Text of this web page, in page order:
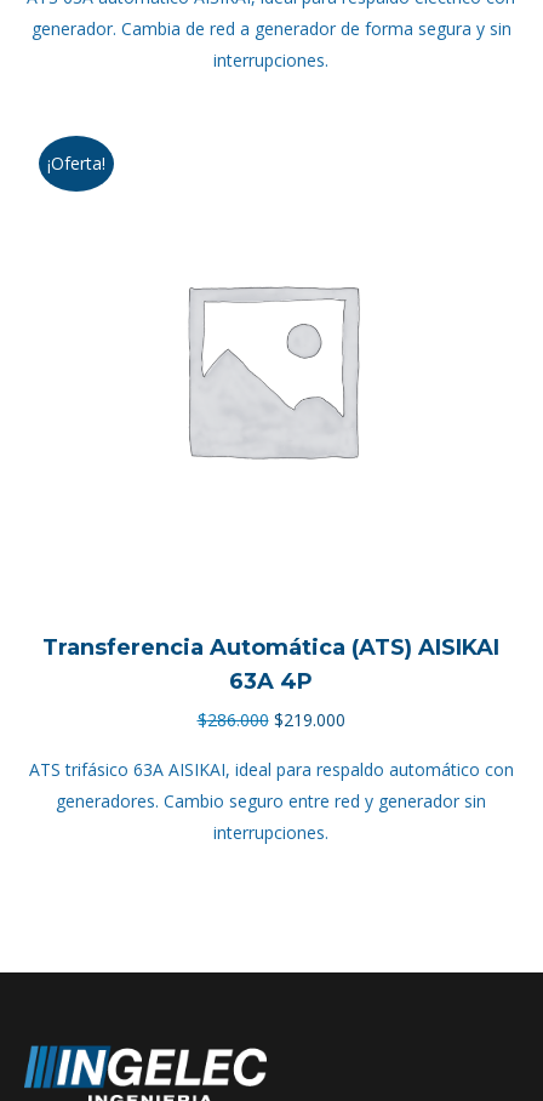
original
era:
$245.000.
actual
es:
generador. Cambia de red a generador de forma segura y sin
interrupciones.
¡Oferta!
Transferencia Automática (ATS) AISIKAI
63A 4P
$286.000 El
original
era:
$286.000.
$219.000El
actual
es:
ATS trifásico 63A AISIKAI, ideal para respaldo automático con
generadores. Cambio seguro entre red y generador sin
interrupciones.